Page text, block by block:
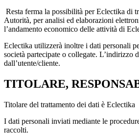
Resta ferma la possibilità per Eclectika di
Autorità, per analisi ed elaborazioni
l’andamento economico delle attività di
Eclectika utilizzerà inoltre i dati personali
società partecipate o collegate.
dall’utente/cliente.
TITOLARE,
Titolare del trattamento dei dati è
I dati personali inviati mediante le
raccolti.